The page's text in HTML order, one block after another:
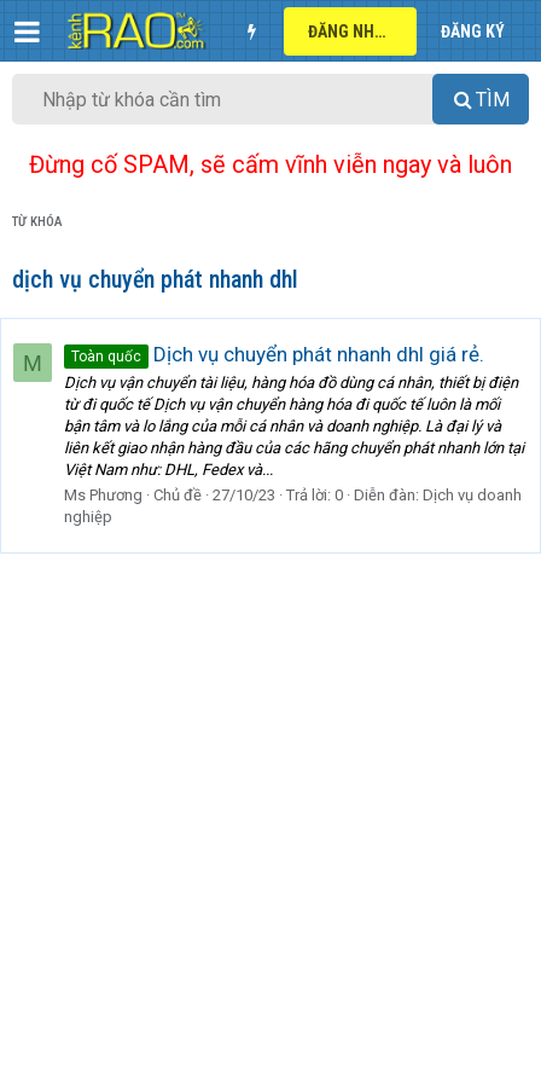
ĐĂNG NHẬP ĐĂNG KÝ
TÌM
Đừng cố SPAM, sẽ cấm vĩnh viễn ngay và luôn
TỪ KHÓA
dịch vụ chuyển phát nhanh dhl
M Toàn quốc Dịch vụ chuyển phát nhanh dhl giá rẻ.
Dịch vụ vận chuyển tài liệu, hàng hóa đồ dùng cá nhân, thiết bị điện
từ đi quốc tế Dịch vụ vận chuyển hàng hóa đi quốc tế luôn là mối
bận tâm và lo lắng của mỗi cá nhân và doanh nghiệp. Là đại lý và
liên kết giao nhận hàng đầu của các hãng chuyển phát nhanh lớn tại
Việt Nam như: DHL, Fedex và...
Ms Phương
Chủ đề 27/10/23 Trả lời: 0 Diễn đàn: Dịch vụ doanh
nghiệp